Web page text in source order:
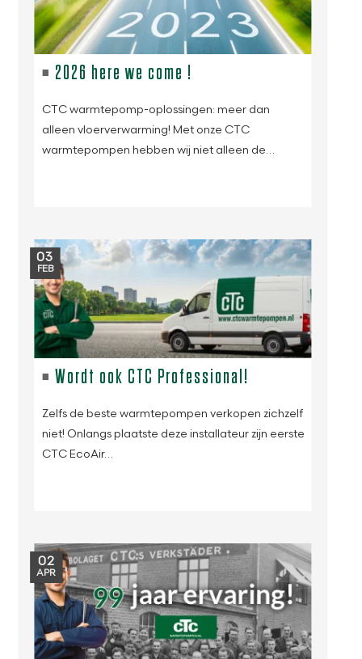
2026 here we come !
CTC warmtepomp-oplossingen: meer dan
alleen vloerverwarming! Met onze CTC
warmtepompen hebben wij niet alleen de…
03
FEB
Wordt ook CTC Professional!
Zelfs de beste warmtepompen verkopen zichzelf
niet! Onlangs plaatste deze installateur zijn eerste
CTC EcoAir…
02
APR